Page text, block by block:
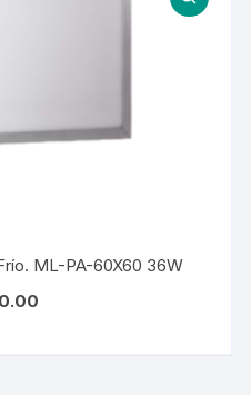
ML-PA-60X60 36W